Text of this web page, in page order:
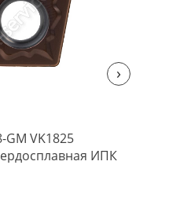
GM VK1825
ИПК
›